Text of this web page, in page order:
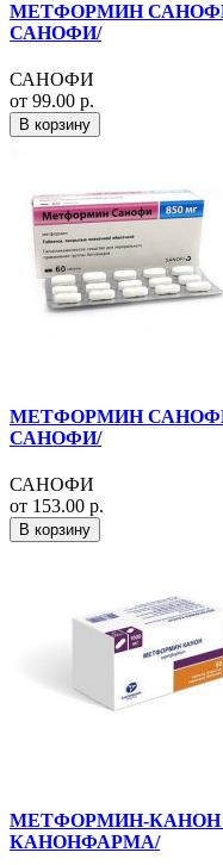
МЕТФОРМИН САНОФИ
САНОФИ/
САНОФИ
от 99.00 р.
В корзину
МЕТФОРМИН САНОФИ
САНОФИ/
САНОФИ
от 153.00 р.
В корзину
МЕТФОРМИН-КАНОН
КАНОНФАРМА/